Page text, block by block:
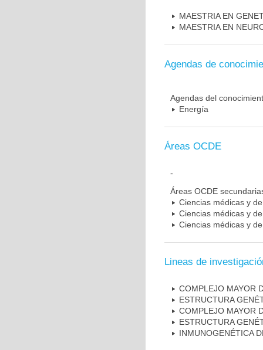
MAESTRIA EN
MAESTRIA EN
Agendas de
Agendas del
Energía
Áreas OCDE
-
Áreas OCDE
Ciencias médicas y
Ciencias médicas y
Ciencias médicas y
Lineas de
COMPLEJO MAYOR
ESTRUCTURA
COMPLEJO MAYOR
ESTRUCTURA
INMUNOGENÉTICA